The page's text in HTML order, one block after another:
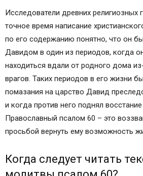
Исследователи древних религиозных
точное время написание
по его содержанию понятно, что он
Давидом в один из периодов, когда
находиться вдали от родного дома
врагов. Таких периодов в его жизни
помазания на царство Давид
и когда против него поднял
Православный псалом 60 – это
просьбой вернуть ему возможность
Когда следует читать